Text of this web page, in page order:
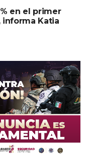
en el primer
informa Katia